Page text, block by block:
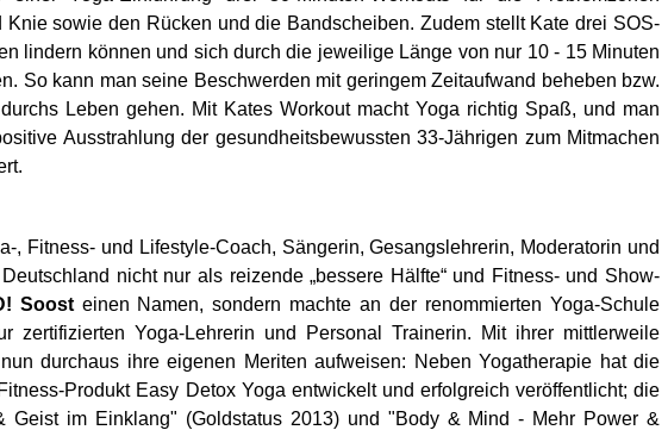
Knie sowie den Rücken und die Bandscheiben. Zudem stellt Kate drei SOS-
lindern können und sich durch die jeweilige Länge von nur 10 - 15 Minuten
So kann man seine Beschwerden mit geringem Zeitaufwand beheben bzw.
Leben gehen. Mit Kates Workout macht Yoga richtig Spaß, und man
Ausstrahlung der gesundheitsbewussten 33-Jährigen zum Mitmachen
, Fitness- und Lifestyle-Coach, Sängerin, Gesangslehrerin, Moderatorin und
nicht nur als reizende „bessere Hälfte“ und Fitness- und Show-
Soosteinen Namen, sondern machte an der renommierten Yoga-Schule
zertifizierten Yoga-Lehrerin und Personal Trainerin. Mit ihrer mittlerweile
durchaus ihre eigenen Meriten aufweisen: Neben Yogatherapie hat die
Produkt Easy Detox Yoga entwickelt und erfolgreich veröffentlicht; die
Geist im Einklang" (Goldstatus 2013) und "Body & Mind - Mehr Power &